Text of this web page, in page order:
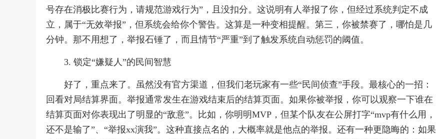
号存在消极比赛行为，请规范游戏行为”，且没扣分。这说明有人举报了你，但经过系统判定不成
立，属于“无效举报”，但系统会给你个警告。这算是一种变相提醒。第三，你被禁赛了，哪怕是几
分钟。那不用想了，举报石锤了，而且情节“严重”到了触发系统自动惩罚的阈值。
3. 锁定“嫌疑人”的民间智慧
好了，重点来了。虽然没有官方渠道，但我们老玩家有一些“民间侦查”手段。最核心的一招：
回看对局结算界面。举报通常发生在游戏结束后的结算页面。如果你被举报，你可以观察一下谁在
结算页面对你表现出了明显的“敌意”。比如，你明明MVP，但某个队友在公屏打字“mvp有什么用，
还不是输了”、“举报xx演我”。这种直接点名的，大概率就是他点的举报。还有一种更隐晦的：如果